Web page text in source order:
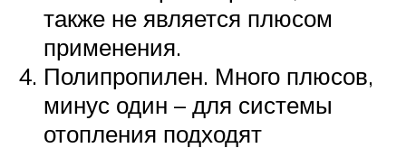
также не является плюсом
применения.
Полипропилен. Много плюсов,
минус один – для системы
отопления подходят